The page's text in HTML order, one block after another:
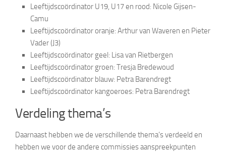
Leeftijdscoördinator U19, U17 en rood: Nicole Gijsen-
Camu
Leeftijdscoördinator oranje: Arthur van Waveren en Pieter
Vader (J3)
Leeftijdscoördinator geel: Lisa van Rietbergen
Leeftijdscoördinator groen: Tresja Bredewoud
Leeftijdscoördinator blauw: Petra Barendregt
Leeftijdscoördinator kangoeroes: Petra Barendregt
Verdeling thema’s
Daarnaast hebben we de verschillende thema’s verdeeld en
hebben we voor de andere commissies aanspreekpunten